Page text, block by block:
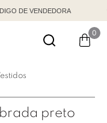
DE VENDEDORA
0
preto